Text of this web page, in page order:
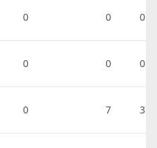
0 0 0
0 0 0
0 7 3